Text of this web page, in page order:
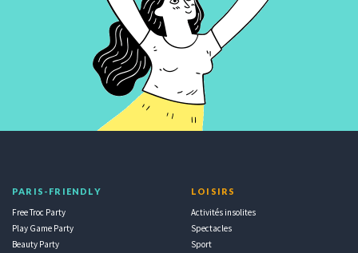
PARIS-FRIENDLY
Free Troc Party
Play Game Party
Beauty Party
LOISIRS
Activités insolites
Spectacles
Sport